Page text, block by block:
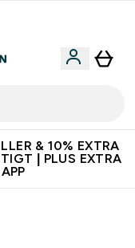
& 10% EXTRA
| PLUS EXTRA